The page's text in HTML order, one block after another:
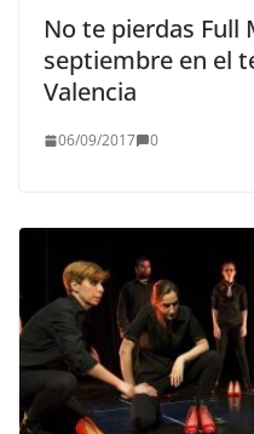
No te pierdas Full
septiembre en el
Valencia
06/09/2017 0